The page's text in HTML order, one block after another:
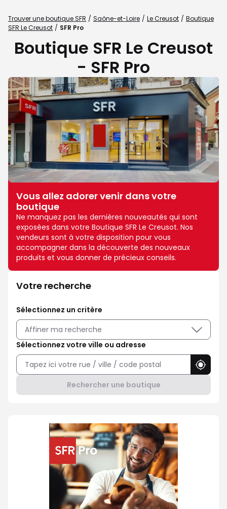
Trouver une boutique SFR Saône-et-Loire Le Creusot
Boutique
SFR Le Creusot
SFR Pro
Boutique SFR Le Creusot
- SFR Pro
Vous allez adorer venir dans votre
boutique
Ne manquez pas les dernières nouveautés qui sont
exposées dans votre Boutique SFR Le Creusot. Nos
vendeurs sont à votre disposition pour vous
accompagner dans la découverte des nouveaux
produits et vous donner de précieux conseils.
Votre recherche
Sélectionnez un critère
Affiner ma recherche
Sélectionnez votre ville ou adresse
Rechercher une boutique
Professionnel ? Choisissez